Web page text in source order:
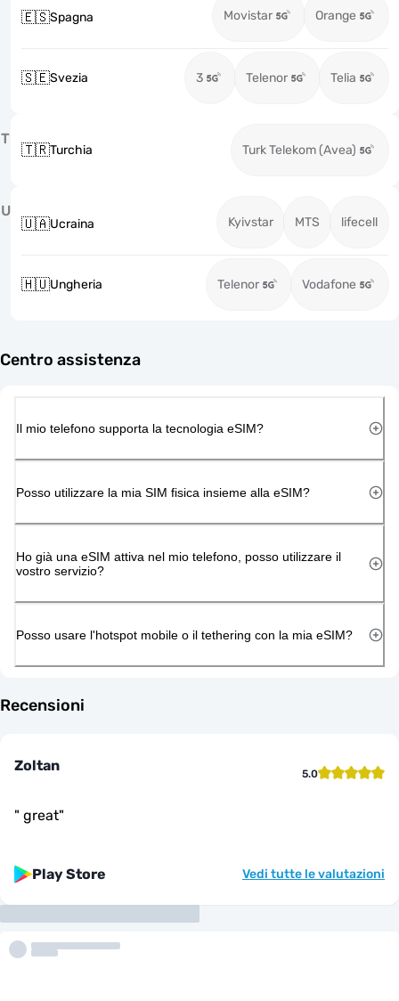
🇪🇸Spagna Movistar Orange
🇸🇪Svezia 3 Telenor Telia
T
🇹🇷Turchia Turk Telekom (Avea)
U
🇺🇦Ucraina Kyivstar MTS lifecell
🇭🇺Ungheria Telenor Vodafone
Centro assistenza
Il mio telefono supporta la tecnologia eSIM?
Posso utilizzare la mia SIM fisica insieme alla eSIM?
Ho già una eSIM attiva nel mio telefono, posso utilizzare il
vostro servizio?
Posso usare l'hotspot mobile o il tethering con la mia eSIM?
Recensioni
Zoltan 5.0
" great"
Play Store Vedi tutte le valutazioni